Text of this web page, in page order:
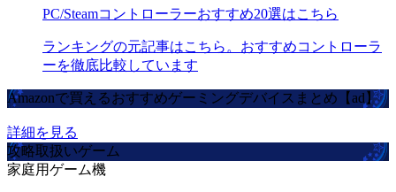
PC/Steamコントローラーおすすめ20選はこちら
ランキングの元記事はこちら。おすすめコントローラ
ーを徹底比較しています
Amazonで買えるおすすめゲーミングデバイスまとめ【ad】
詳細を見る
攻略取扱いゲーム
家庭用ゲーム機